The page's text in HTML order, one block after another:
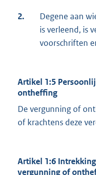
2.
Degene aan
is verleend, is
voorschriften
Artikel 1:5
ontheffing
De vergunning of
of krachtens deze
Artikel 1:6
vergunning of